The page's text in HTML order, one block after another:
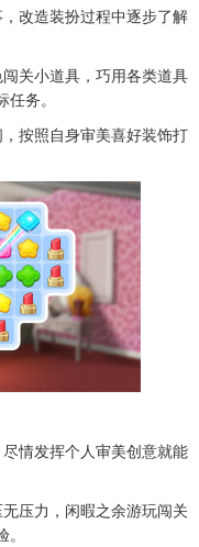
改造装扮过程中逐步了解
关小道具，巧用各类道具
务。
按照自身审美喜好装饰打
情发挥个人审美创意就能
压力，闲暇之余游玩闯关